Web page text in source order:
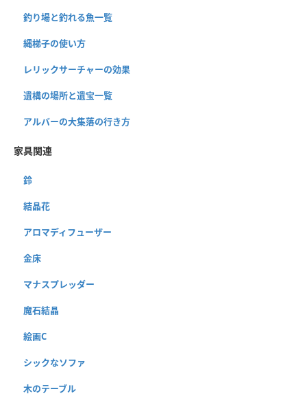
釣り場と釣れる魚一覧
縄梯子の使い方
レリックサーチャーの効果
遺構の場所と遺宝一覧
アルバーの大集落の行き方
家具関連
鈴
結晶花
アロマディフューザー
金床
マナスプレッダー
魔石結晶
絵画C
シックなソファ
木のテーブル